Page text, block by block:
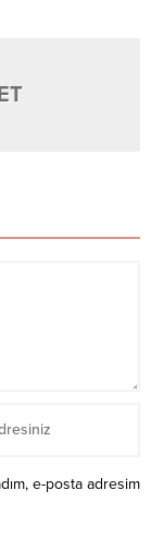
e-posta adresim